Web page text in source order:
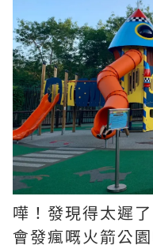
嘩！發現得太遲
會發瘋嘅火箭公